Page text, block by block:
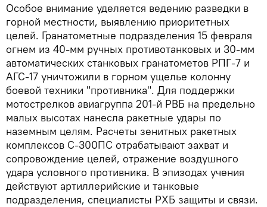
Особое внимание уделяется ведению разведки в
горной местности, выявлению приоритетных
целей. Гранатометные подразделения 15 февраля
огнем из 40-мм ручных противотанковых и 30-мм
автоматических станковых гранатометов РПГ-7 и
АГС-17 уничтожили в горном ущелье колонну
боевой техники "противника". Для поддержки
мотострелков авиагруппа 201-й РВБ на предельно
малых высотах нанесла ракетные удары по
наземным целям. Расчеты зенитных ракетных
комплексов С-300ПС отрабатывают захват и
сопровождение целей, отражение воздушного
удара условного противника. В эпизодах учения
действуют артиллерийские и танковые
подразделения, специалисты РХБ защиты и связи.